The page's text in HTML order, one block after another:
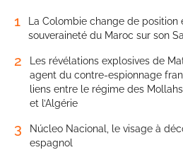
1
La Colombie change de position
souveraineté du Maroc sur son
2
Les révélations explosives de
agent du contre-espionnage
liens entre le régime des
et l’Algérie
3
Núcleo Nacional, le visage à
espagnol